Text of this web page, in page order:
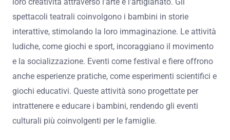
spettacoli teatrali coinvolgono i bambini in storie
interattive, stimolando la loro immaginazione. Le attività
ludiche, come giochi e sport, incoraggiano il movimento
e la socializzazione. Eventi come festival e fiere offrono
anche esperienze pratiche, come esperimenti scientifici e
giochi educativi. Queste attività sono progettate per
intrattenere e educare i bambini, rendendo gli eventi
culturali più coinvolgenti per le famiglie.